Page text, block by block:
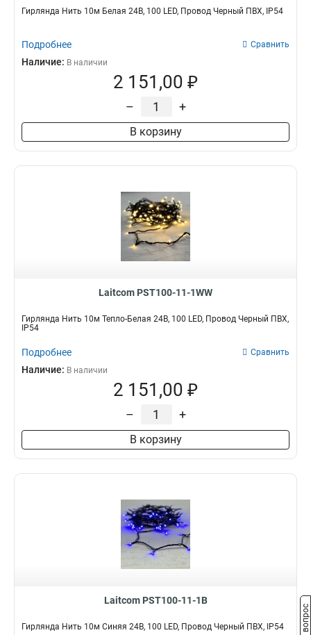
Гирлянда Нить 10м Белая 24В, 100 LED, Провод Черный ПВХ, IP54
Подробнее Сравнить
Наличие: В наличии
2 151,00 ₽
– +
В корзину
Laitcom PST100-11-1WW
Гирлянда Нить 10м Тепло-Белая 24В, 100 LED, Провод Черный ПВХ,
IP54
Подробнее Сравнить
Наличие: В наличии
2 151,00 ₽
– +
В корзину
Laitcom PST100-11-1B
Гирлянда Нить 10м Синяя 24В, 100 LED, Провод Черный ПВХ, IP54